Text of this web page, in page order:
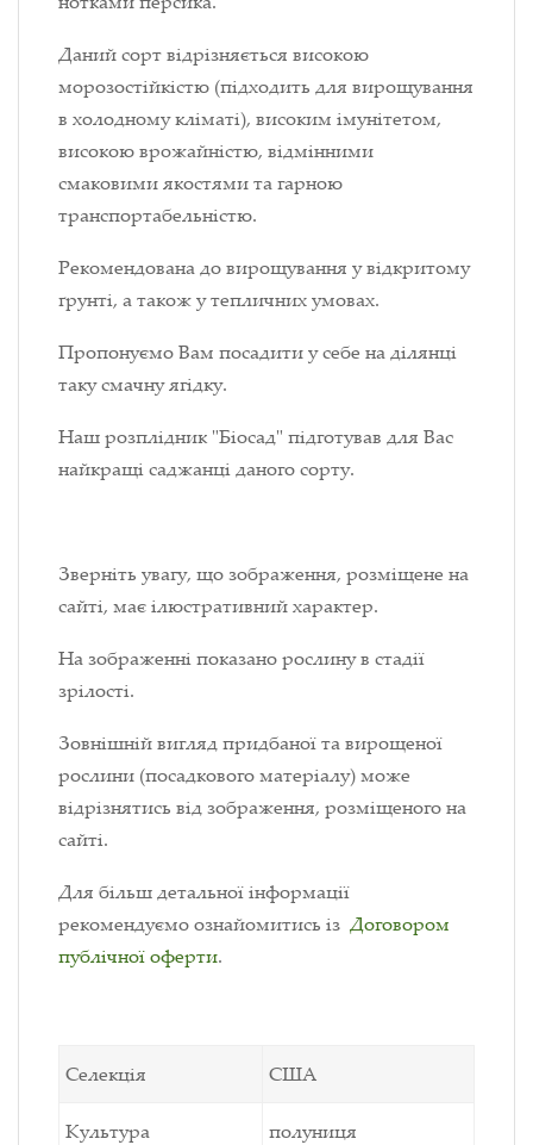
Даний сорт відрізняється високою
морозостійкістю (підходить для вирощування
в холодному кліматі), високим імунітетом,
високою врожайністю, відмінними
смаковими якостями та гарною
транспортабельністю.
Рекомендована до вирощування у відкритому
ґрунті, а також у тепличних умовах.
Пропонуємо Вам посадити у себе на ділянці
таку смачну ягідку.
Наш розплідник "Біосад" підготував для Вас
найкращі саджанці даного сорту.
Зверніть увагу, що зображення, розміщене на
сайті, має ілюстративний характер.
На зображенні показано рослину в стадії
зрілості.
Зовнішній вигляд придбаної та вирощеної
рослини (посадкового матеріалу) може
відрізнятись від зображення, розміщеного на
сайті.
Для більш детальної інформації
рекомендуємо ознайомитись із Договором
публічної оферти.
Селекція США
Культура полуниця